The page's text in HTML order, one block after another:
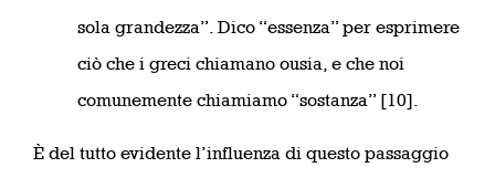
sola grandezza”. Dico “essenza” per esprimere
ciò che i greci chiamano ousia, e che noi
comunemente chiamiamo “sostanza” [10].
È del tutto evidente l’influenza di questo passaggio